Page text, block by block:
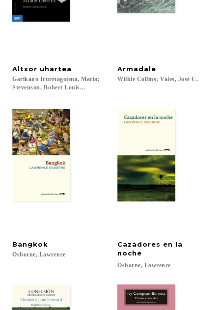
Altxor uhartea
Garikano Iruretagoiena, Maria;
Stevenson, Robert Louis...
Armadale
Wilkie Collins; Vales, José C.
Bangkok
Osborne, Lawrence
Cazadores en la
noche
Osborne, Lawrence